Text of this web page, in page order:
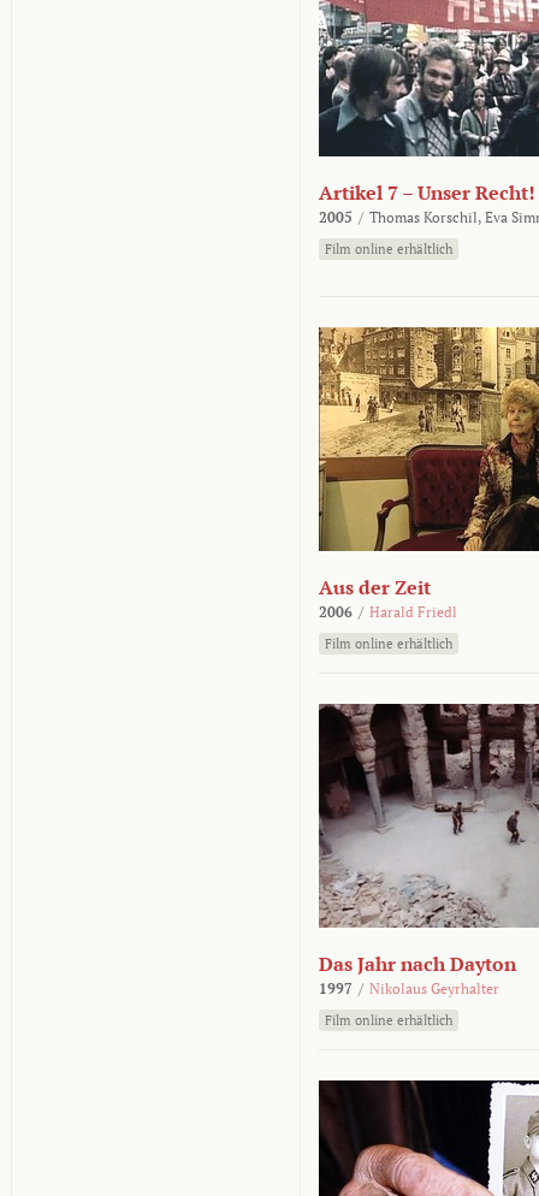
Artikel 7 – Unser Recht!
2005 / Thomas Korschil, Eva
Film online erhältlich
Aus der Zeit
2006 / Harald Friedl
Film online erhältlich
Das Jahr nach Dayton
1997 / Nikolaus Geyrhalter
Film online erhältlich